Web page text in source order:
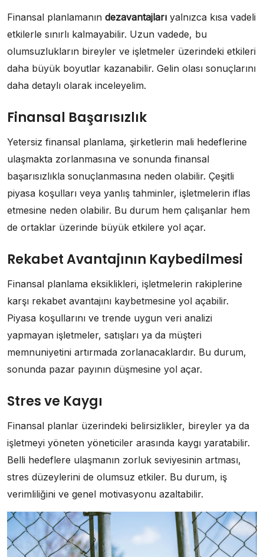
Finansal planlamanın dezavantajları yalnızca kısa vadeli
etkilerle sınırlı kalmayabilir. Uzun vadede, bu
olumsuzlukların bireyler ve işletmeler üzerindeki etkileri
daha büyük boyutlar kazanabilir. Gelin olası sonuçlarını
daha detaylı olarak inceleyelim.
Finansal Başarısızlık
Yetersiz finansal planlama, şirketlerin mali hedeflerine
ulaşmakta zorlanmasına ve sonunda finansal
başarısızlıkla sonuçlanmasına neden olabilir. Çeşitli
piyasa koşulları veya yanlış tahminler, işletmelerin iflas
etmesine neden olabilir. Bu durum hem çalışanlar hem
de ortaklar üzerinde büyük etkilere yol açar.
Rekabet Avantajının Kaybedilmesi
Finansal planlama eksiklikleri, işletmelerin rakiplerine
karşı rekabet avantajını kaybetmesine yol açabilir.
Piyasa koşullarını ve trende uygun veri analizi
yapmayan işletmeler, satışları ya da müşteri
memnuniyetini artırmada zorlanacaklardır. Bu durum,
sonunda pazar payının düşmesine yol açar.
Stres ve Kaygı
Finansal planlar üzerindeki belirsizlikler, bireyler ya da
işletmeyi yöneten yöneticiler arasında kaygı yaratabilir.
Belli hedeflere ulaşmanın zorluk seviyesinin artması,
stres düzeylerini de olumsuz etkiler. Bu durum, iş
verimliliğini ve genel motivasyonu azaltabilir.